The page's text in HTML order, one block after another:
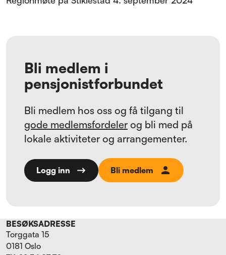
Bli medlem i
pensjonistforbundet
Bli medlem hos oss og få tilgang til
gode medlemsfordeler og bli med på
lokale aktiviteter og arrangementer.
Logg inn Bli medlem
BESØKSADRESSE
Torggata 15
0181 Oslo